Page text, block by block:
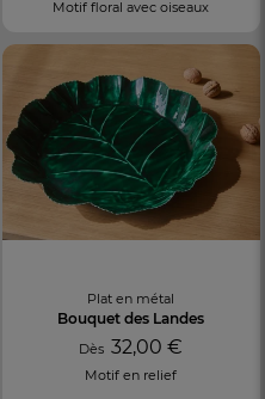
Motif floral avec oiseaux
Plat en métal
Bouquet des Landes
Dès32,00 €
Motif en relief